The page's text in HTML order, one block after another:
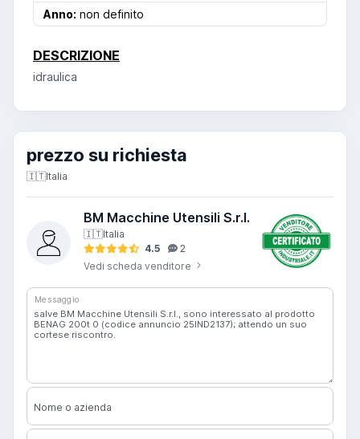
Anno: non definito
DESCRIZIONE
idraulica
prezzo su richiesta
🇮🇹Italia
BM Macchine Utensili S.r.l.
🇮🇹Italia
4.5
2
Vedi scheda venditore
Messaggio
Nome o azienda